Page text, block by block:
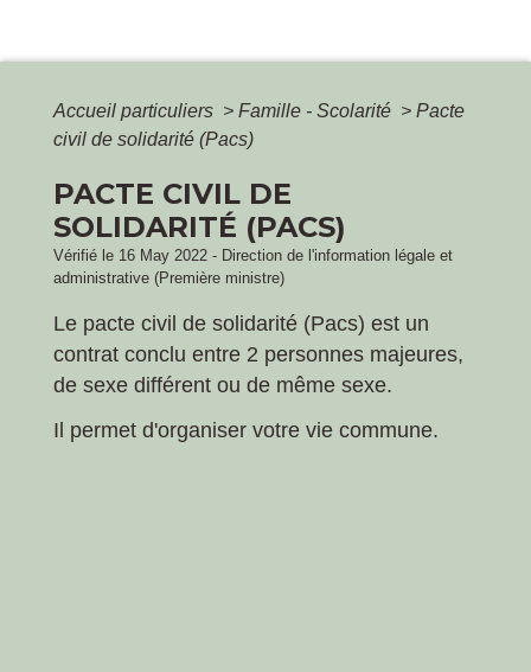
Accueil particuliers > Famille - Scolarité > Pacte
civil de solidarité (Pacs)
PACTE CIVIL DE
SOLIDARITÉ (PACS)
Vérifié le 16 May 2022 - Direction de l'information légale et
administrative (Première ministre)
Le pacte civil de solidarité (Pacs) est un
contrat conclu entre 2 personnes majeures,
de sexe différent ou de même sexe.
Il permet d'organiser votre vie commune.